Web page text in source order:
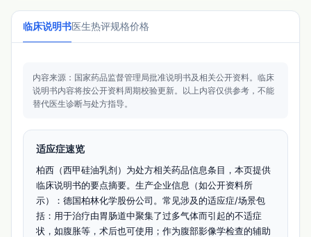
临床说明书医生热评规格价格
内容来源：国家药品监督管理局批准说明书及相关公开资料。 临床
说明书内容将按公开资料周期校验更新。 以上内容仅供参考，不能
替代医生诊断与处方指导。
适应症速览
柏西（西甲硅油乳剂）为处方相关药品信息条目，本页提供
临床说明书的要点摘要。生产企业信息（如公开资料所
示）：德国柏林化学股份公司。常见涉及的适应症/场景包
括：用于治疗由胃肠道中聚集了过多气体而引起的不适症
状，如腹胀等，术后也可使用；作为腹部影像学检查的辅助